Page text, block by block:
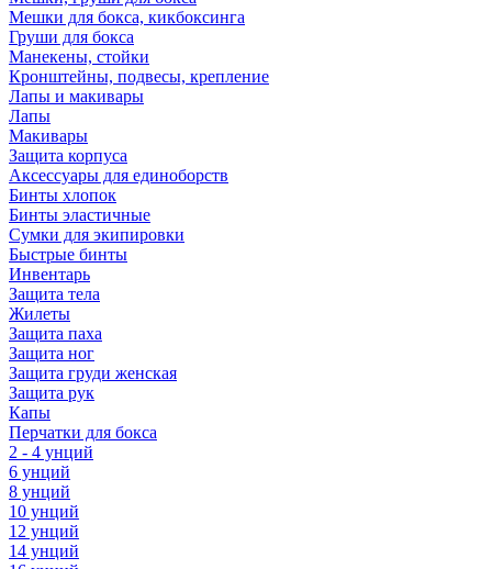
Мешки для бокса, кикбоксинга
Груши для бокса
Манекены, стойки
Кронштейны, подвесы, крепление
Лапы и макивары
Лапы
Макивары
Защита корпуса
Аксессуары для единоборств
Бинты хлопок
Бинты эластичные
Сумки для экипировки
Быстрые бинты
Инвентарь
Защита тела
Жилеты
Защита паха
Защита ног
Защита груди женская
Защита рук
Капы
Перчатки для бокса
2 - 4 унций
6 унций
8 унций
10 унций
12 унций
14 унций